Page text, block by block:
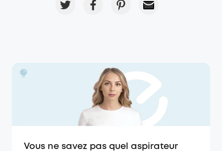
Vous ne savez pas quel aspirateur